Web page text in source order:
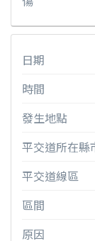
日期
時間
發生地點
平交道所在縣
平交道線區
區間
原因